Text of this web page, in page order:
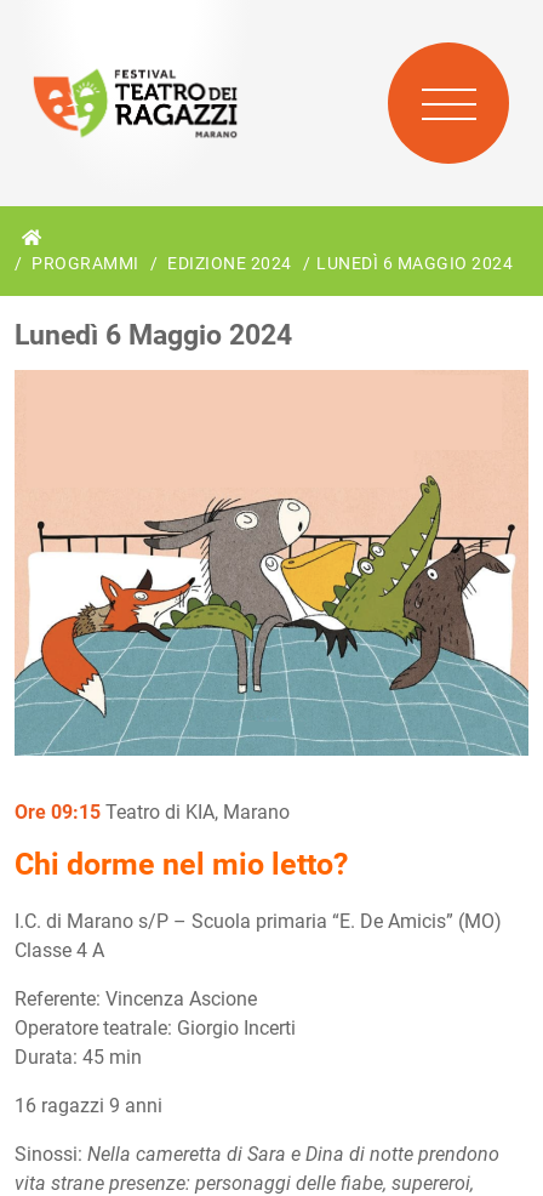
PROGRAMMI EDIZIONE 2024 LUNEDÌ 6 MAGGIO 2024
Lunedì 6 Maggio 2024
Ore 09:15 Teatro di KIA, Marano
Chi dorme nel mio letto?
I.C. di Marano s/P – Scuola primaria “E. De Amicis” (MO)
Classe 4 A
Referente: Vincenza Ascione
Operatore teatrale: Giorgio Incerti
Durata: 45 min
16 ragazzi 9 anni
Sinossi: Nella cameretta di Sara e Dina di notte prendono
vita strane presenze: personaggi delle fiabe, supereroi,